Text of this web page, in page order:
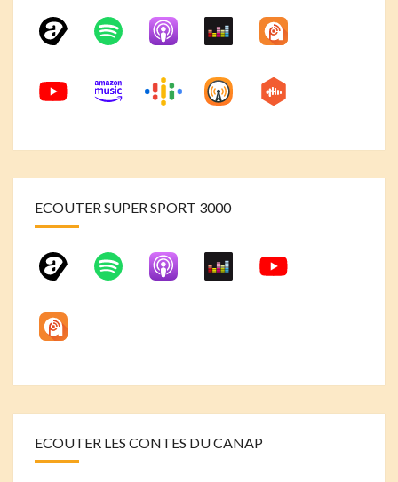
ECOUTER SUPER SPORT 3000
ECOUTER LES CONTES DU CANAP